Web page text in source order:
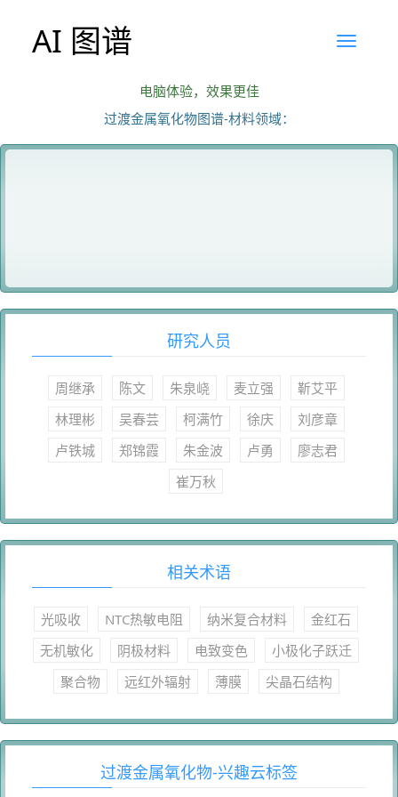
AI 图谱
电脑体验，效果更佳
过渡金属氧化物图谱-材料领域：
研究人员
周继承 陈文 朱泉峣 麦立强
靳艾平
林理彬
吴春芸 柯满竹 徐庆
刘彦章
卢铁城
郑锦霞 朱金波 卢勇
廖志君
崔万秋
相关术语
光吸收 NTC热敏电阻 纳米复合材料
金红石
无机敏化
阴极材料 电致变色
小极化子跃迁
聚合物
远红外辐射 薄膜 尖晶石结构
过渡金属氧化物-兴趣云标签